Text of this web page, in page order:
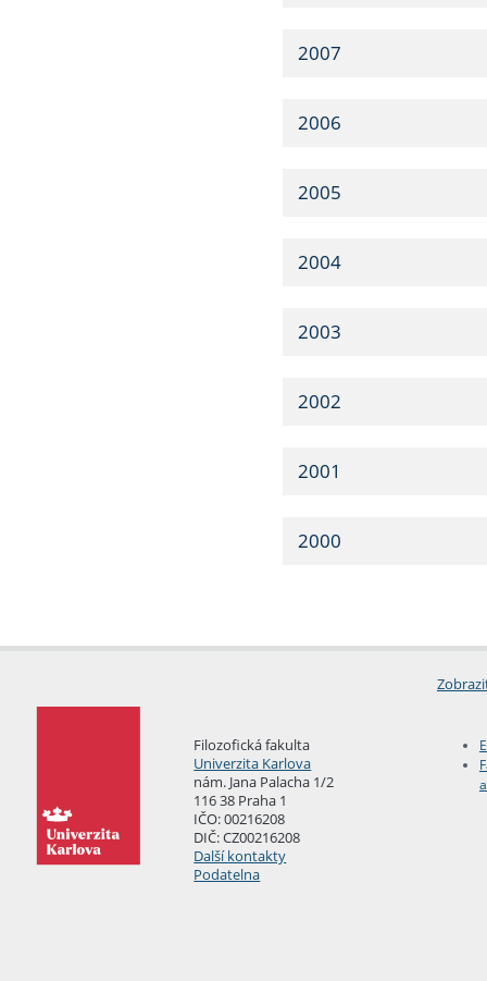
2007
2006
2005
2004
2003
2002
2001
2000
Filozofická fakulta
Univerzita Karlova
nám. Jana Palacha 1/2
116 38 Praha 1
IČO: 00216208
DIČ: CZ00216208
Další kontakty
Podatelna